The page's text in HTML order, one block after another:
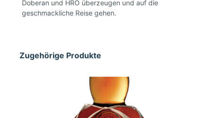
Doberan und HRO überzeugen und auf die
geschmackliche Reise gehen.
Zugehörige Produkte